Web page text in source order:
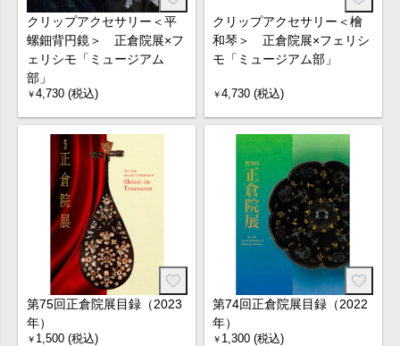
クリップアクセサリー＜平
螺鈿背円鏡＞ 正倉院展×フ
ェリシモ「ミュージアム
部」
￥4,730 (税込)
クリップアクセサリー＜檜
和琴＞ 正倉院展×フェリシ
モ「ミュージアム部」
￥4,730 (税込)
第75回正倉院展目録（2023
年）
￥ 1,500 (税込)
第74回正倉院展目録（2022
年）
￥ 1,300 (税込)